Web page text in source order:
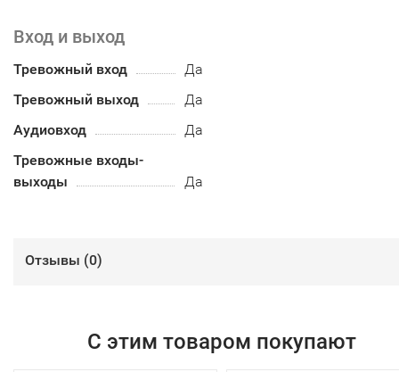
Вход и выход
Тревожный вход
Да
Тревожный выход
Да
Аудиовход
Да
Тревожные входы-
выходы
Да
Отзывы (0)
С этим товаром покупают